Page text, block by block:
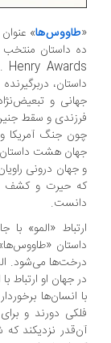
» عنوان یکی
دربرگیرنده‌
و تبعیض‌نژادی تا
جنگ آمریکا و ژاپن
هشت داستان دیگر
درونی راویان
حیرت و کشف لذت
«المو» با جاده‌
«طاووس‌ها» است.
می‌شود. المو یک
جهان او ارتباط با
انسان‌ها برخوردار
دورند و برای
نزدیکند که